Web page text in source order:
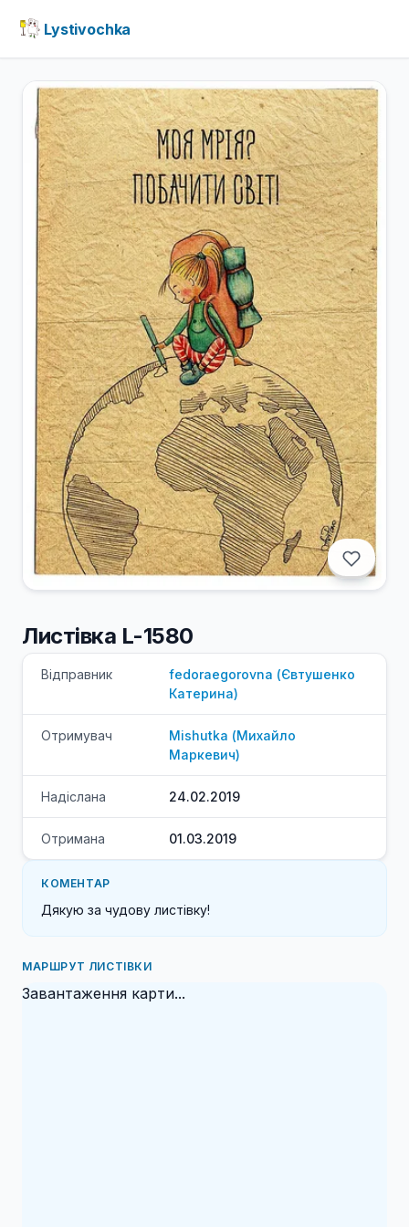
Lystivochka
Листівка L-1580
Відправник fedoraegorovna (Євтушенко
Катерина)
Отримувач Mishutka (Михайло
Маркевич)
Надіслана 24.02.2019
Отримана 01.03.2019
КОМЕНТАР
Дякую за чудову листівку!
МАРШРУТ ЛИСТІВКИ
Завантаження карти...